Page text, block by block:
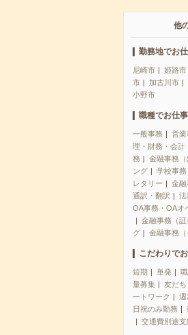
他
勤務地でお
尼崎市 姫路市
市
加古川市
小野市
職種でお仕
一般事務 営業
理・財務・会計
務
金融事務（
ング
学校事務
レタリー
金融
通訳・翻訳
法
OA事務・OAオ
金融事務（証
グ
金融事務（
こだわりで
短期 単発
量募集
友だ
ートワーク
週
日祝のみ勤務
交通費別途支